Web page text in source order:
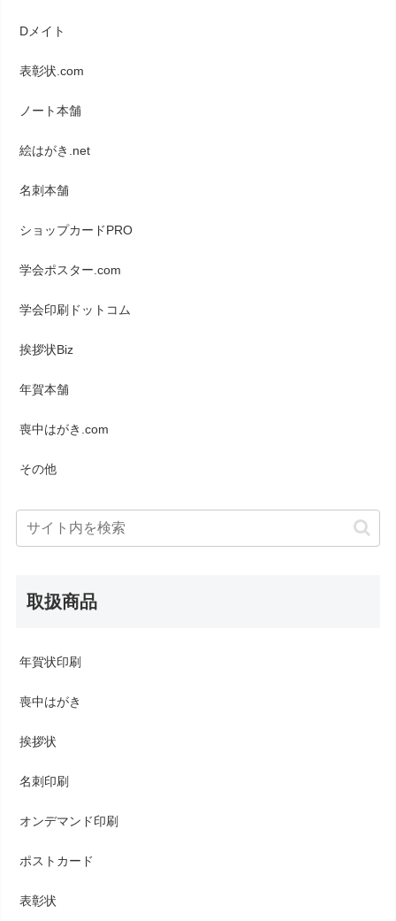
Dメイト
表彰状.com
ノート本舗
絵はがき.net
名刺本舗
ショップカードPRO
学会ポスター.com
学会印刷ドットコム
挨拶状Biz
年賀本舗
喪中はがき.com
その他
取扱商品
年賀状印刷
喪中はがき
挨拶状
名刺印刷
オンデマンド印刷
ポストカード
表彰状